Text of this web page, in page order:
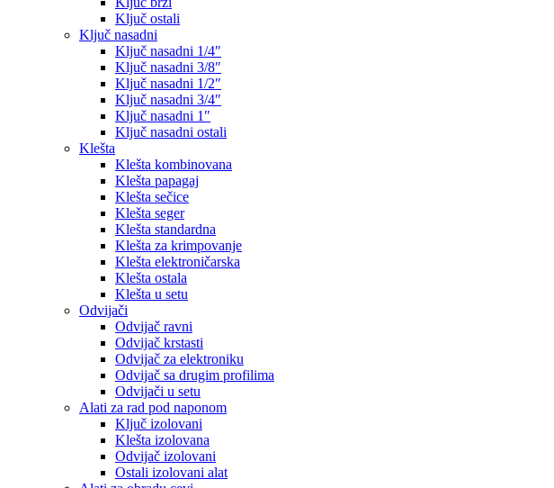
Ključ ostali
Ključ nasadni
Ključ nasadni 1/4″
Ključ nasadni 3/8″
Ključ nasadni 1/2″
Ključ nasadni 3/4″
Ključ nasadni 1″
Ključ nasadni ostali
Klešta
Klešta kombinovana
Klešta papagaj
Klešta sečice
Klešta seger
Klešta standardna
Klešta za krimpovanje
Klešta elektroničarska
Klešta ostala
Klešta u setu
Odvijači
Odvijač ravni
Odvijač krstasti
Odvijač za elektroniku
Odvijač sa drugim profilima
Odvijači u setu
Alati za rad pod naponom
Ključ izolovani
Klešta izolovana
Odvijač izolovani
Ostali izolovani alat